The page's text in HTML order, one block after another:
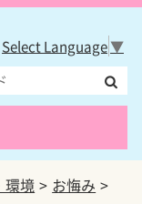
Select Language▼
環境
お悔み